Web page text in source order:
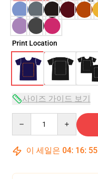
Print Location
사이즈 가이드 보기
이 세일은 04: 16: 54